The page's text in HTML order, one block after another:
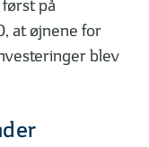
på
at øjnene for
blev